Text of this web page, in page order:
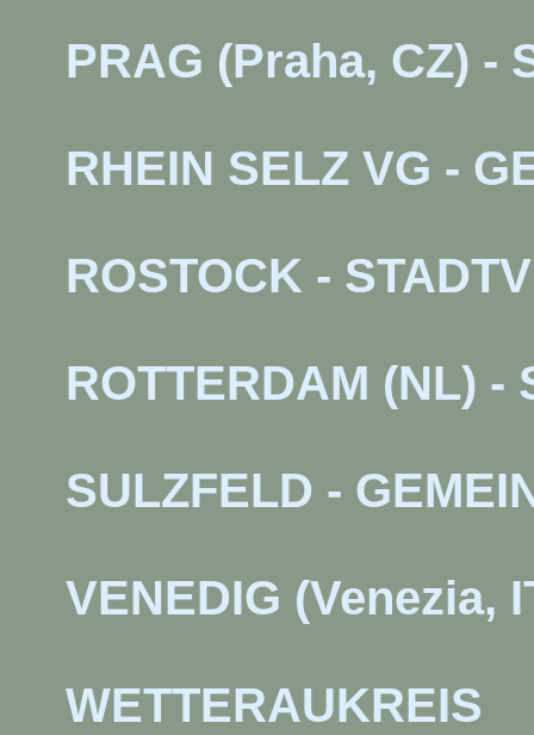
PRAG (Praha, CZ) -
RHEIN SELZ VG -
ROSTOCK -
ROTTERDAM (NL) -
SULZFELD -
VENEDIG (Venezia,
WETTERAUKREIS